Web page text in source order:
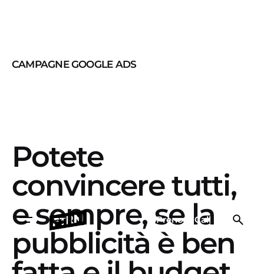
Prenota Call
CAMPAGNE GOOGLE ADS
Potete
convincere tutti,
e sempre, se la
pubblicità è ben